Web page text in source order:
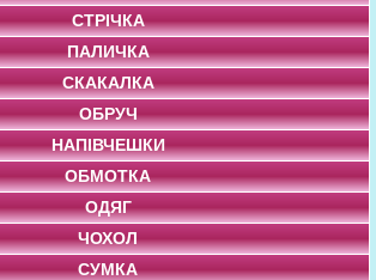
СТРІЧКА
ПАЛИЧКА
СКАКАЛКА
ОБРУЧ
НАПІВЧЕШКИ
ОБМОТКА
ОДЯГ
ЧОХОЛ
СУМКА